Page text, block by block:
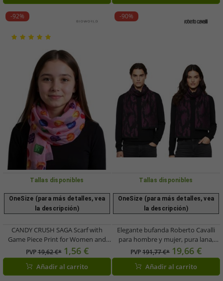
-92%
Tallas disponibles
OneSize (para más detalles, vea
la descripción)
CANDY CRUSH SAGA Scarf with
Game Piece Print for Women and
Children, Summer Scarf
SF030408CCS Pink
PVP19,62 €* 1,56 €
Añadir al carrito
-90%
Tallas disponibles
OneSize (para más detalles, vea
la descripción)
Elegante bufanda Roberto Cavalli
para hombre y mujer, pura lana,
WOV06600003-02374, negro/rojo
PVP191,77 €* 19,66 €
Añadir al carrito